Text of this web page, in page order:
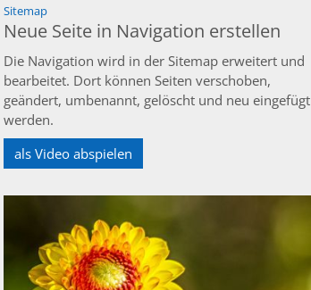
Sitemap:
Neue Seite in Navigation erstellen
Die Navigation wird in der Sitemap erweitert und
bearbeitet. Dort können Seiten verschoben,
geändert, umbenannt, gelöscht und neu eingefügt
werden.
als Video abspielen